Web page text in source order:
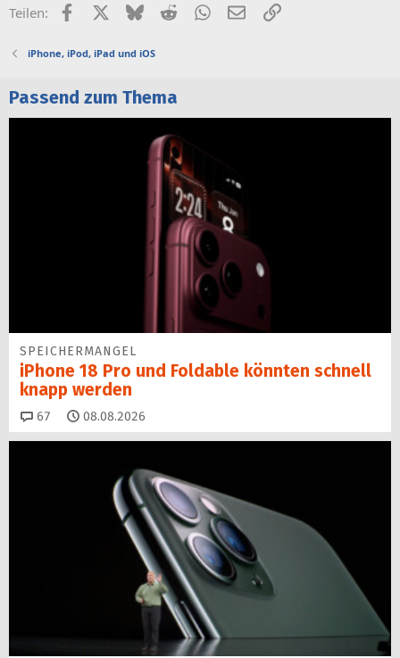
Teilen: FacebookX (Twitter)
BlueskyRedditWhatsApp
E-MailLink
iPhone, iPod, iPad und iOS
Passend zum Thema
SPEICHERMANGEL
iPhone 18 Pro und Foldable könnten schnell
knapp werden
67 Kommentare
08.08.2026